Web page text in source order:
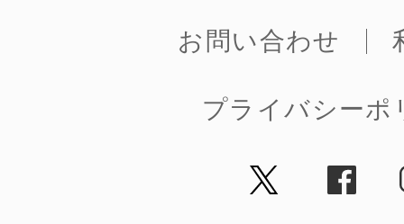
お問い合わせ
プライバシーポ